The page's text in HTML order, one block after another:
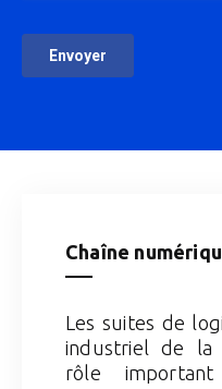
Chaîne
Les suites de
industriel de la
rôle